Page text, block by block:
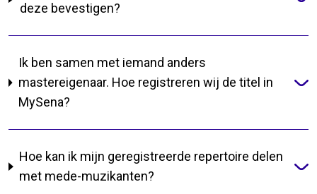
deze bevestigen?
Ik ben samen met iemand anders
mastereigenaar. Hoe registreren wij de titel in
MySena?
Hoe kan ik mijn geregistreerde repertoire delen
met mede-muzikanten?